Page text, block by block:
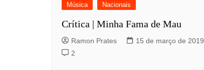
Música
Nacionais
Crítica | Minha Fama de Mau
Ramon Prates
15 de março de 2019
2